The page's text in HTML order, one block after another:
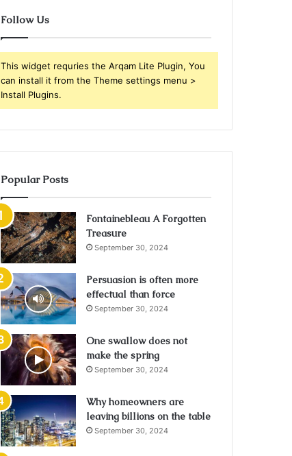
Follow Us
This widget requries the Arqam Lite Plugin, You
can install it from the Theme settings menu >
Install Plugins.
Popular Posts
Fontainebleau A Forgotten
Treasure
September 30, 2024
Persuasion is often more
effectual than force
September 30, 2024
One swallow does not
make the spring
September 30, 2024
Why homeowners are
leaving billions on the table
September 30, 2024